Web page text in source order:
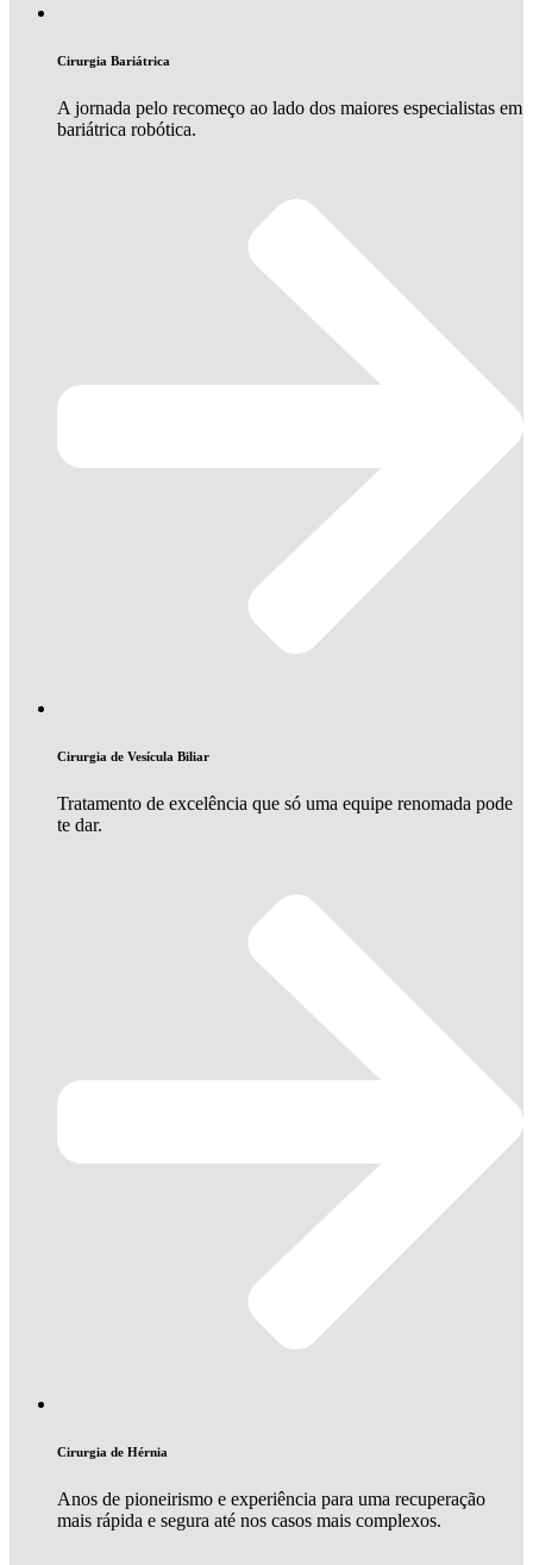
Cirurgia Bariátrica
A jornada pelo recomeço ao lado dos maiores especialistas em
bariátrica robótica.
Cirurgia de Vesícula Biliar
Tratamento de excelência que só uma equipe renomada pode
te dar.
Cirurgia de Hérnia
Anos de pioneirismo e experiência para uma recuperação
mais rápida e segura até nos casos mais complexos.